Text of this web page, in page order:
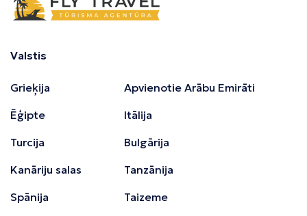
Valstis
Grieķija
Ēģipte
Turcija
Kanāriju salas
Spānija
Apvienotie Arābu Emirāti
Itālija
Bulgārija
Tanzānija
Taizeme